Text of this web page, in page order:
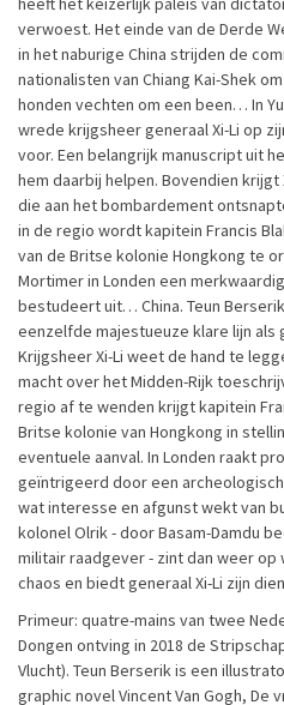
verwoest. Het einde van de Derde
in het naburige China strijden de
nationalisten van Chiang Kai-Shek
honden vechten om een been… In
wrede krijgsheer generaal Xi-Li op
voor. Een belangrijk manuscript uit
hem daarbij helpen. Bovendien krijgt
die aan het bombardement
in de regio wordt kapitein Francis
van de Britse kolonie Hongkong te
Mortimer in Londen een
bestudeert uit… China. Teun
eenzelfde majestueuze klare lijn als
Krijgsheer Xi-Li weet de hand te
macht over het Midden-Rijk
regio af te wenden krijgt kapitein
Britse kolonie van Hongkong in
eventuele aanval. In Londen raakt
geïntrigeerd door een
wat interesse en afgunst wekt van
kolonel Olrik - door Basam-Damdu
militair raadgever - zint dan weer op
chaos en biedt generaal Xi-Li zijn
Primeur: quatre-mains van twee
Dongen ontving in 2018 de
Vlucht). Teun Berserik is een
graphic novelVincent Van Gogh, De